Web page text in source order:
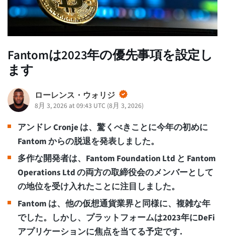
Fantomは2023年の優先事項を設定し
ます
ローレンス・ウォリジ
8月 3, 2026 at 09:43 UTC (8月 3, 2026)
アンドレCronje は、驚くべきことに今年の初めに
Fantom からの脱退を発表しました。
多作な開発者は、Fantom Foundation Ltd と Fantom
Operations Ltd の両方の取締役会のメンバーとして
の地位を受け入れたことに注目しました。
Fantom は、他の仮想通貨業界と同様に、複雑な年
でした。しかし、プラットフォームは2023年にDeFi
アプリケーションに焦点を当てる予定です.